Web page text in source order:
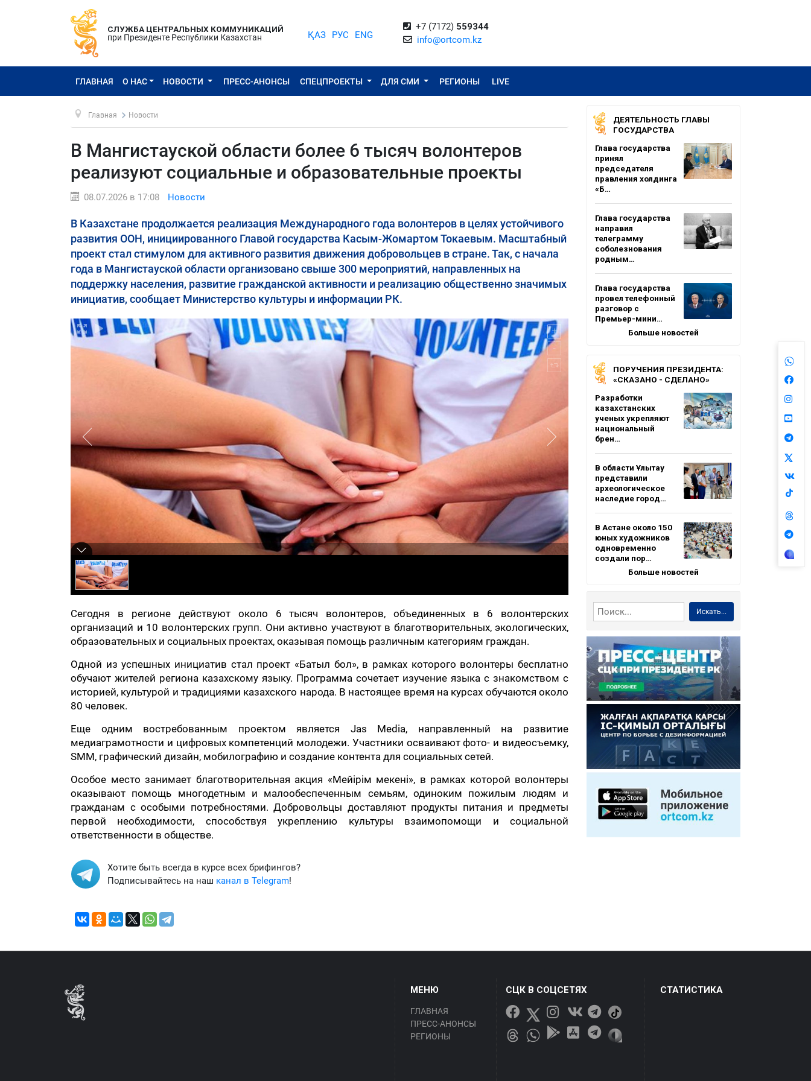
СЛУЖБА ЦЕНТРАЛЬНЫХ КОММУНИКАЦИЙ
при Президенте Республики Казахстан
ҚАЗ РУС ENG
+7 (7172) 559344
info@ortcom.kz
ГЛАВНАЯ О НАС НОВОСТИ ПРЕСС-АНОНСЫ СПЕЦПРОЕКТЫ ДЛЯ СМИ РЕГИОНЫ LIVE
Главная Новости
В Мангистауской области более 6 тысяч волонтеров
реализуют социальные и образовательные проекты
08.07.2026 в 17:08 Новости
В Казахстане продолжается реализация Международного года волонтеров в целях устойчивого
развития ООН, инициированного Главой государства Касым-Жомартом Токаевым. Масштабный
проект стал стимулом для активного развития движения добровольцев в стране. Так, с начала
года в Мангистауской области организовано свыше 300 мероприятий, направленных на
поддержку населения, развитие гражданской активности и реализацию общественно значимых
инициатив, сообщает Министерство культуры и информации РК.
Сегодня в регионе действуют около 6 тысяч волонтеров, объединенных в 6 волонтерских
организаций и 10 волонтерских групп. Они активно участвуют в благотворительных, экологических,
образовательных и социальных проектах, оказывая помощь различным категориям граждан.
Одной из успешных инициатив стал проект «Батыл бол», в рамках которого волонтеры бесплатно
обучают жителей региона казахскому языку. Программа сочетает изучение языка с знакомством с
историей, культурой и традициями казахского народа. В настоящее время на курсах обучаются около
80 человек.
Еще одним востребованным проектом является Jas Media, направленный на развитие
медиаграмотности и цифровых компетенций молодежи. Участники осваивают фото- и видеосъемку,
SMM, графический дизайн, мобилографию и создание контента для социальных сетей.
Особое место занимает благотворительная акция «Мейірім мекені», в рамках которой волонтеры
оказывают помощь многодетным и малообеспеченным семьям, одиноким пожилым людям и
гражданам с особыми потребностями. Добровольцы доставляют продукты питания и предметы
первой необходимости, способствуя укреплению культуры взаимопомощи и социальной
ответственности в обществе.
Хотите быть всегда в курсе всех брифингов?
Подписывайтесь на наш канал в Telegram!
ДЕЯТЕЛЬНОСТЬ ГЛАВЫ
ГОСУДАРСТВА
Глава государства
принял
председателя
правления холдинга
«Б…
Глава государства
направил
телеграмму
соболезнования
родным…
Глава государства
провел телефонный
разговор с
Премьер-мини…
Больше новостей
ПОРУЧЕНИЯ ПРЕЗИДЕНТА:
«СКАЗАНО - СДЕЛАНО»
Разработки
казахстанских
ученых укрепляют
национальный
брен…
В области Ұлытау
представили
археологическое
наследие город…
В Астане около 150
юных художников
одновременно
создали пор…
Больше новостей
Искать...
МЕНЮ
ГЛАВНАЯ
ПРЕСС-АНОНСЫ
РЕГИОНЫ
СЦК В СОЦСЕТЯХ СТАТИСТИКА